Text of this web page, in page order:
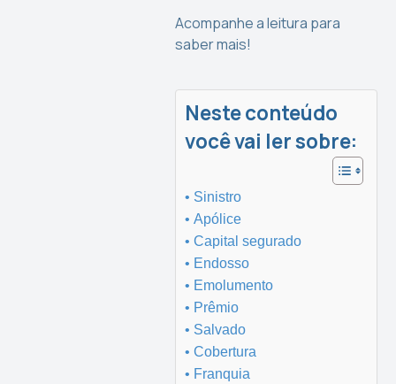
Acompanhe a leitura para
saber mais!
Neste conteúdo
você vai ler sobre:
Sinistro
Apólice
Capital segurado
Endosso
Emolumento
Prêmio
Salvado
Cobertura
Franquia